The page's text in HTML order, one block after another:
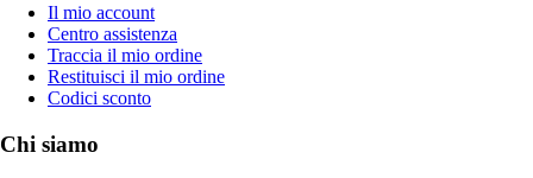
Il mio account
Centro assistenza
Traccia il mio ordine
Restituisci il mio ordine
Codici sconto
Chi siamo